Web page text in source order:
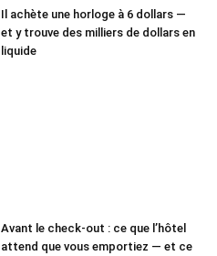
Il achète une horloge à 6 dollars —
et y trouve des milliers de dollars en
liquide
Avant le check-out : ce que l’hôtel
attend que vous emportiez — et ce